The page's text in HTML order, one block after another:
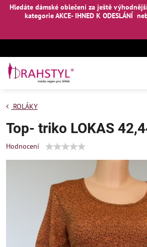
Hledáte dámské oblečení za ještě
kategorie AKCE- IHNED K ODESLÁNÍ
ROLÁKY
Top- triko LOKAS
Hodnocení